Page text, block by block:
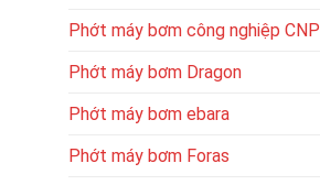
Phớt máy bơm công nghiệp CNP
Phớt máy bơm Dragon
Phớt máy bơm ebara
Phớt máy bơm Foras